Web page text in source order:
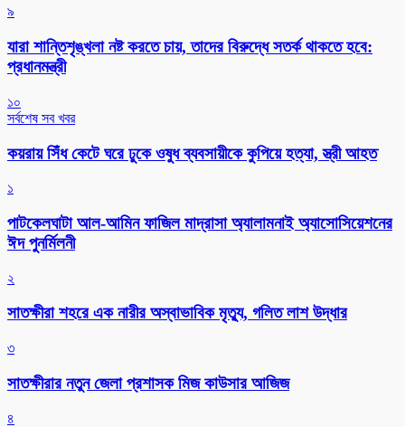
৯
যারা শান্তিশৃঙ্খলা নষ্ট করতে চায়, তাদের বিরুদ্ধে সতর্ক থাকতে হবে:
প্রধানমন্ত্রী
১০
সর্বশেষ সব খবর
কয়রায় সিঁধ কেটে ঘরে ঢুকে ওষুধ ব্যবসায়ীকে কুপিয়ে হত্যা, স্ত্রী আহত
১
পাটকেলঘাটা আল-আমিন ফাজিল মাদ্রাসা অ্যালামনাই অ্যাসোসিয়েশনের
ঈদ পুনর্মিলনী
২
সাতক্ষীরা শহরে এক নারীর অস্বাভাবিক মৃত্যু, গলিত লাশ উদ্ধার
৩
সাতক্ষীরার নতুন জেলা প্রশাসক মিজ কাউসার আজিজ
৪